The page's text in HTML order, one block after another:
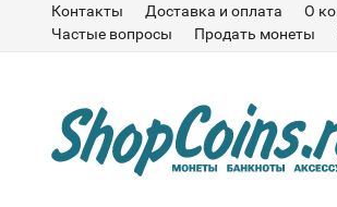
Контакты Доставка и оплата О
Частые вопросы
Продать монеты